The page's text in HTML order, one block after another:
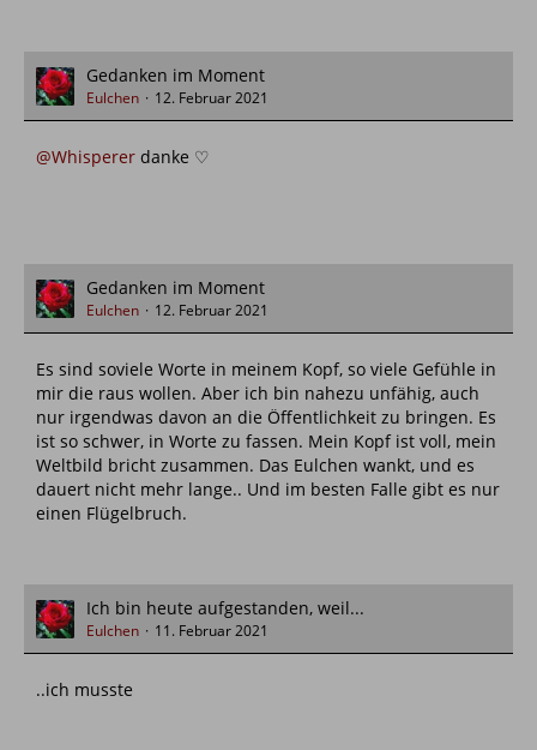
Gedanken im Moment
Eulchen 12. Februar 2021
@Whisperer danke ♡
Gedanken im Moment
Eulchen 12. Februar 2021
Es sind soviele Worte in meinem Kopf, so viele Gefühle in
mir die raus wollen. Aber ich bin nahezu unfähig, auch
nur irgendwas davon an die Öffentlichkeit zu bringen. Es
ist so schwer, in Worte zu fassen. Mein Kopf ist voll, mein
Weltbild bricht zusammen. Das Eulchen wankt, und es
dauert nicht mehr lange.. Und im besten Falle gibt es nur
einen Flügelbruch.
Ich bin heute aufgestanden, weil...
Eulchen 11. Februar 2021
..ich musste